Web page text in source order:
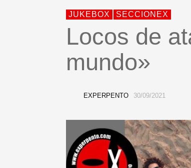
JUKEBOX SECCIONEX
Locos de
mundo»
EXPERPENTO 30/09/2021